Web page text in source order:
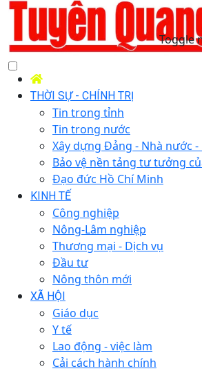
Toggle
THỜI SỰ - CHÍNH TRỊ
Tin trong tỉnh
Tin trong nước
Xây dựng Đảng - Nhà nước -
Bảo vệ nền tảng tư tưởng
Đạo đức Hồ Chí Minh
KINH TẾ
Công nghiệp
Nông-Lâm nghiệp
Thương mại - Dịch vụ
Đầu tư
Nông thôn mới
XÃ HỘI
Giáo dục
Y tế
Lao động - việc làm
Cải cách hành chính